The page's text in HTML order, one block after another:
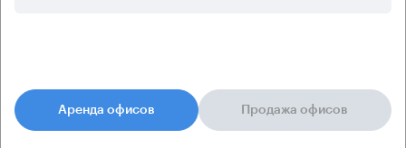
Аренда офисов Продажа офисов